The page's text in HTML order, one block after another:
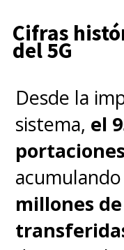
Cifras
del 5G
Desde la
sistema, el
millones